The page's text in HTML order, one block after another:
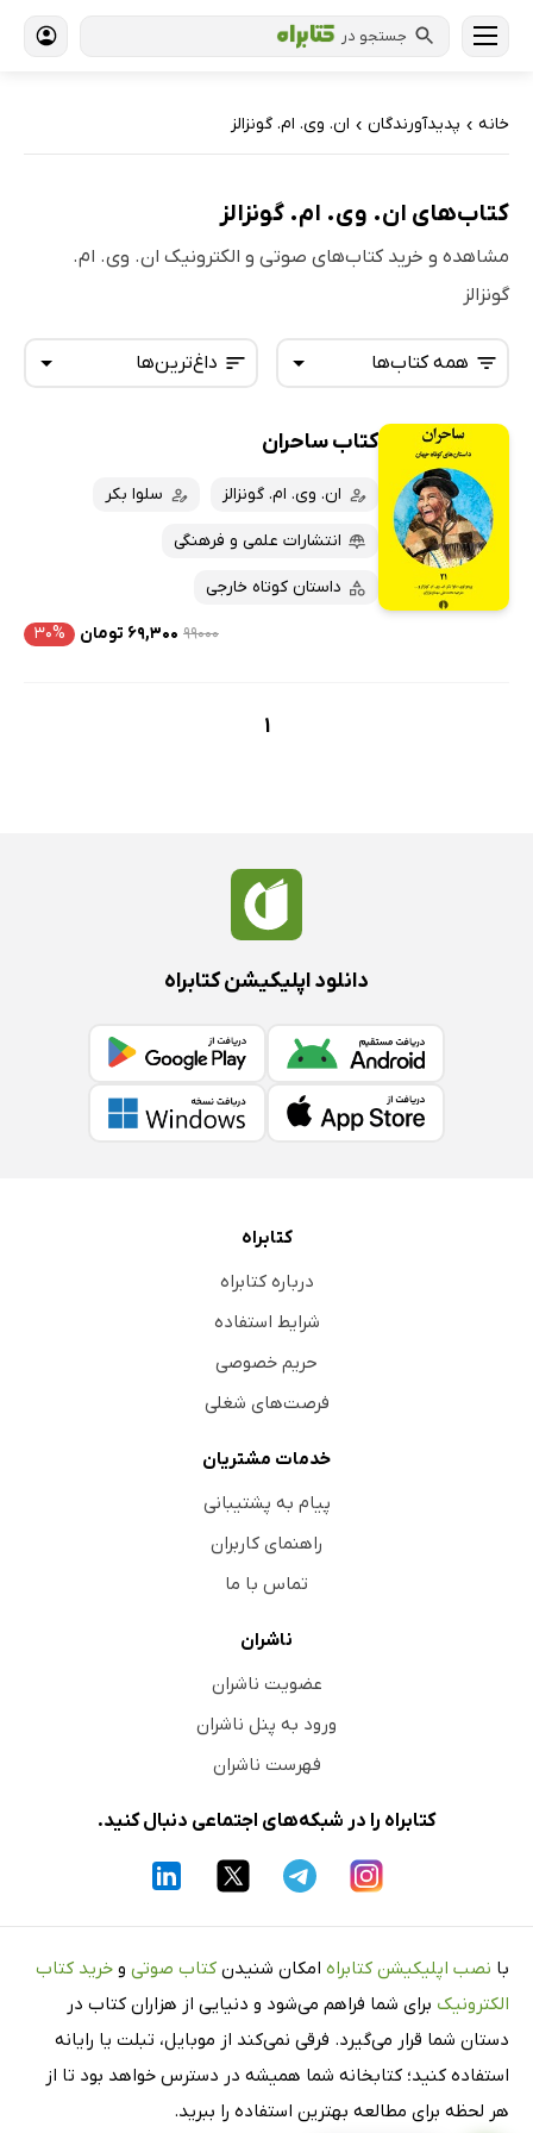
جستجو در
خانه › پدیدآورندگان › ان. وی. ام. گونزالز
کتاب‌های ان. وی. ام. گونزالز
مشاهده و خرید کتاب‌های صوتی و الکترونیک ان. وی. ام.
گونزالز
داغ‌ترین‌ها
داغ‌ترین‌ها
پرفروش‌ها
پربحث‌ها
ارزان ترین‌ها
همه کتاب‌ها
همه کتاب‌ها
کتاب‌های صوتی
کتاب‌های متنی
کتاب ساحران
ان. وی. ام. گونزالز سلوا بکر
انتشارات علمی و فرهنگی
داستان کوتاه خارجی
۹۹۰۰۰ ۶۹,۳۰۰ تومان ۳۰%
1
دانلود اپلیکیشن کتابراه
کتابراه
درباره کتابراه
شرایط استفاده
حریم خصوصی
فرصت‌های شغلی
خدمات مشتریان
پیام به پشتیبانی
راهنمای کاربران
تماس با ما
ناشران
عضویت ناشران
ورود به پنل ناشران
فهرست ناشران
کتابراه را در شبکه‌های اجتماعی دنبال کنید.
با نصب اپلیکیشن کتابراه امکان شنیدن کتاب صوتی و خرید کتاب
الکترونیک برای شما فراهم می‌شود و دنیایی از هزاران کتاب در
دستان شما قرار می‌گیرد. فرقی نمی‌کند از موبایل، تبلت یا رایانه
استفاده کنید؛ کتابخانه شما همیشه در دسترس خواهد بود تا از
هر لحظه برای مطالعه بهترین استفاده را ببرید.